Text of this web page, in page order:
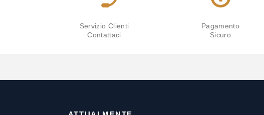
Servizio Clienti
Contattaci
Pagamento
Sicuro